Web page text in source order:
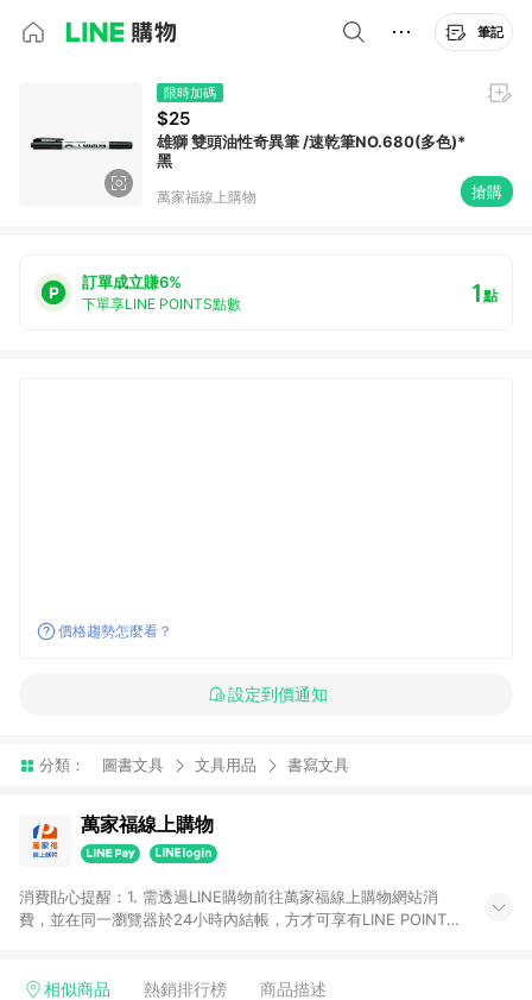
筆記
限時加碼
$25
雄獅 雙頭油性奇異筆 /速乾筆NO.680(多色)*
黑
萬家福線上購物 搶購
訂單成立賺6%
下單享LINE POINTS點數 1點
價格趨勢怎麼看？
設定到價通知
分類： 圖書文具 文具用品 書寫文具
萬家福線上購物
消費貼心提醒：1. 需透過LINE購物前往萬家福線上購物網站消
費，並在同一瀏覽器於24小時內結帳，方才可享有LINE POINTS
4. 不具回饋資格種類商品：電子禮券。 5. 回饋點數計算將排除訂
相似商品 熱銷排行榜 商品描述